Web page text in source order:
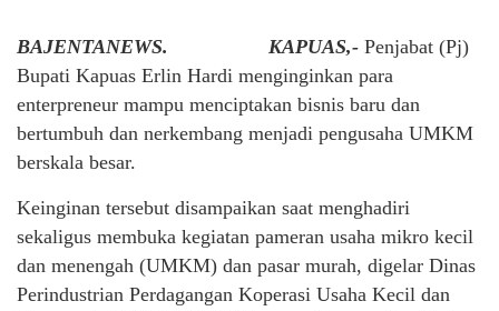
BAJENTANEWS. KAPUAS,- Penjabat (Pj)
Bupati Kapuas Erlin Hardi menginginkan para
enterpreneur mampu menciptakan bisnis baru dan
bertumbuh dan nerkembang menjadi pengusaha UMKM
berskala besar.
Keinginan tersebut disampaikan saat menghadiri
sekaligus membuka kegiatan pameran usaha mikro kecil
dan menengah (UMKM) dan pasar murah, digelar Dinas
Perindustrian Perdagangan Koperasi Usaha Kecil dan